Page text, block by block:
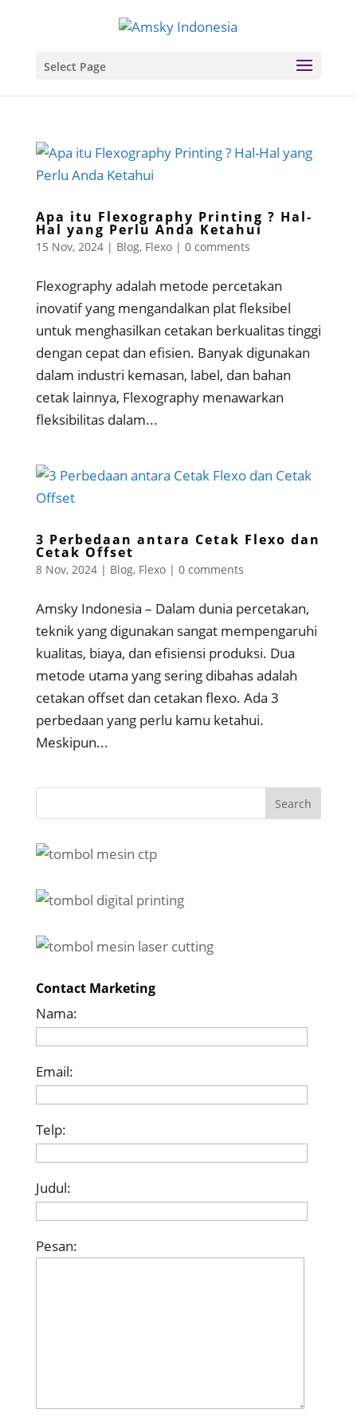
Select Page
Apa itu Flexography Printing ? Hal-
Hal yang Perlu Anda Ketahui
15 Nov, 2024| Blog, Flexo| 0 comments
Flexography adalah metode percetakan
inovatif yang mengandalkan plat fleksibel
untuk menghasilkan cetakan berkualitas tinggi
dengan cepat dan efisien. Banyak digunakan
dalam industri kemasan, label, dan bahan
cetak lainnya, Flexography menawarkan
fleksibilitas dalam...
3 Perbedaan antara Cetak Flexo dan
Cetak Offset
8 Nov, 2024| Blog, Flexo| 0 comments
Amsky Indonesia – Dalam dunia percetakan,
teknik yang digunakan sangat mempengaruhi
kualitas, biaya, dan efisiensi produksi. Dua
metode utama yang sering dibahas adalah
cetakan offset dan cetakan flexo. Ada 3
perbedaan yang perlu kamu ketahui.
Meskipun...
Contact Marketing
Nama:
Email:
Telp:
Judul:
Pesan: